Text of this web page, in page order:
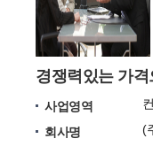
경쟁력있는 가
사업영역
회사명
(